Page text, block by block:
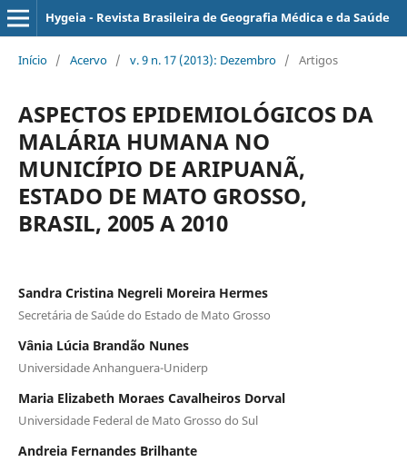
Hygeia - Revista Brasileira de Geografia Médica e da Saúde
Início / Acervo / v. 9 n. 17 (2013): Dezembro / Artigos
ASPECTOS EPIDEMIOLÓGICOS DA
MALÁRIA HUMANA NO
MUNICÍPIO DE ARIPUANÃ,
ESTADO DE MATO GROSSO,
BRASIL, 2005 A 2010
Sandra Cristina Negreli Moreira Hermes
Secretária de Saúde do Estado de Mato Grosso
Vânia Lúcia Brandão Nunes
Universidade Anhanguera-Uniderp
Maria Elizabeth Moraes Cavalheiros Dorval
Universidade Federal de Mato Grosso do Sul
Andreia Fernandes Brilhante